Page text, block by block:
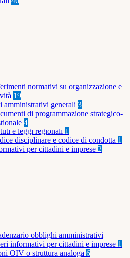
normativi su organizzazione e
19
amministrativi generali 3
di programmazione strategico-
4
e leggi regionali 1
disciplinare e codice di condotta 1
per cittadini e imprese 2
obblighi amministrativi
informativi per cittadini e imprese 1
OIV o struttura analoga 6